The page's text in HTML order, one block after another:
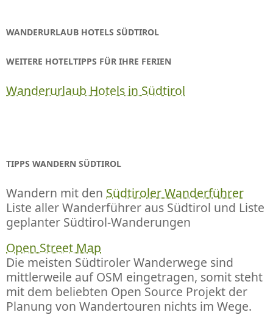
WANDERURLAUB HOTELS SÜDTIROL
WEITERE HOTELTIPPS FÜR IHRE FERIEN
Wanderurlaub Hotels in Südtirol
TIPPS WANDERN SÜDTIROL
Wandern mit den Südtiroler Wanderführer
Liste aller Wanderführer aus Südtirol und Liste
geplanter Südtirol-Wanderungen
Open Street Map
Die meisten Südtiroler Wanderwege sind
mittlerweile auf OSM eingetragen, somit steht
mit dem beliebten Open Source Projekt der
Planung von Wandertouren nichts im Wege.